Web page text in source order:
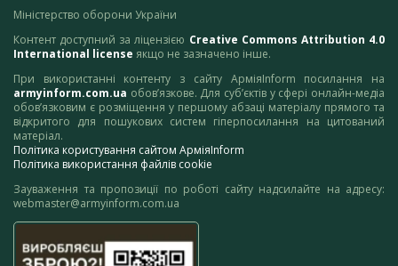
Міністерство оборони України
Контент доступний за ліцензією Creative Commons Attribution 4.0
International license якщо не зазначено інше.
При використанні контенту з сайту АрміяInform посилання на
armyinform.com.ua обов’язкове. Для суб’єктів у сфері онлайн-медіа
обов’язковим є розміщення у першому абзаці матеріалу прямого та
відкритого для пошукових систем гіперпосилання на цитований
матеріал.
Політика користування сайтом АрміяInform
Політика використання файлів cookie
Зауваження та пропозиції по роботі сайту надсилайте на адресу:
webmaster@armyinform.com.ua